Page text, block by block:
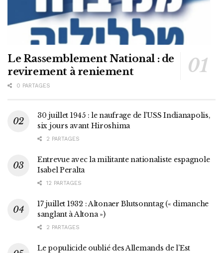
Le Rassemblement National : de
revirement à reniement
0 PARTAGES
30 juillet 1945 : le naufrage de l’USS Indianapolis,
six jours avant Hiroshima
2 PARTAGES
Entrevue avec la militante nationaliste espagnole
Isabel Peralta
12 PARTAGES
17 juillet 1932 : Altonaer Blutsonntag (« dimanche
sanglant à Altona »)
2 PARTAGES
Le populicide oublié des Allemands de l’Est